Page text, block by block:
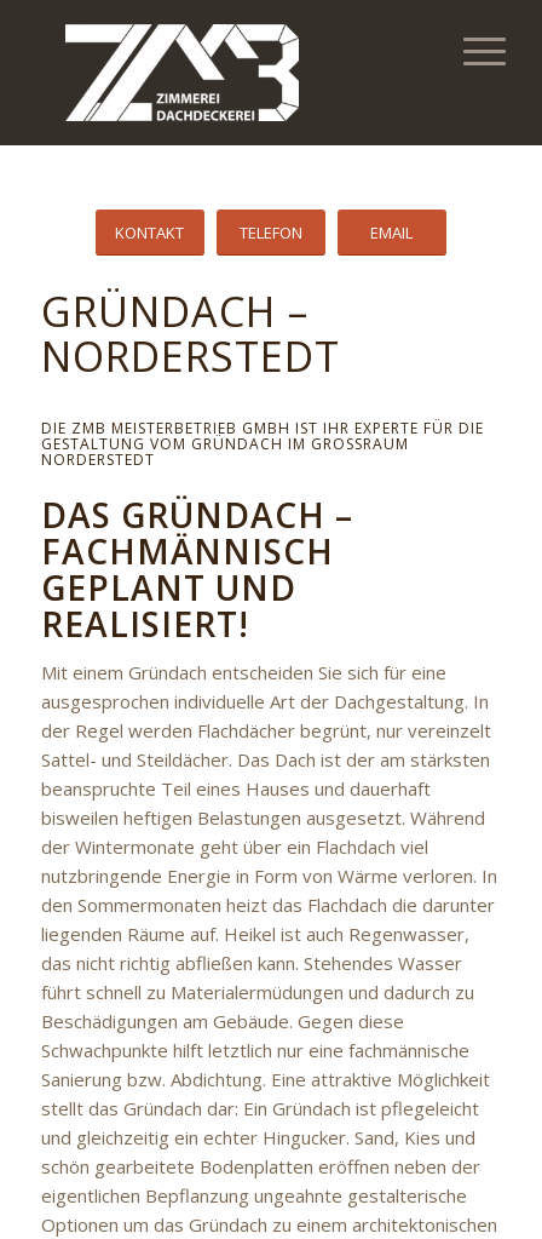
KONTAKT TELEFON EMAIL
GRÜNDACH –
NORDERSTEDT
DIE ZMB MEISTERBETRIEB GMBH IST IHR EXPERTE FÜR DIE
GESTALTUNG VOM GRÜNDACH IM GROSSRAUM N
ORDERSTEDT
DAS GRÜNDACH –
FACHMÄNNISCH
GEPLANT UND
REALISIERT!
Mit einem Gründach entscheiden Sie sich für eine
ausgesprochen individuelle Art der Dachgestaltung. In
der Regel werden Flachdächer begrünt, nur vereinzelt
Sattel- und Steildächer. Das Dach ist der am stärksten
beanspruchte Teil eines Hauses und dauerhaft
bisweilen heftigen Belastungen ausgesetzt. Während
der Wintermonate geht über ein Flachdach viel
nutzbringende Energie in Form von Wärme verloren. In
den Sommermonaten heizt das Flachdach die darunter
liegenden Räume auf. Heikel ist auch Regenwasser,
das nicht richtig abfließen kann. Stehendes Wasser
führt schnell zu Materialermüdungen und dadurch zu
Beschädigungen am Gebäude. Gegen diese
Schwachpunkte hilft letztlich nur eine fachmännische
Sanierung bzw. Abdichtung. Eine attraktive Möglichkeit
stellt das Gründach dar: Ein Gründach ist pflegeleicht
und gleichzeitig ein echter Hingucker. Sand, Kies und
schön gearbeitete Bodenplatten eröffnen neben der
eigentlichen Bepflanzung ungeahnte gestalterische
Optionen um das Gründach zu einem architektonischen